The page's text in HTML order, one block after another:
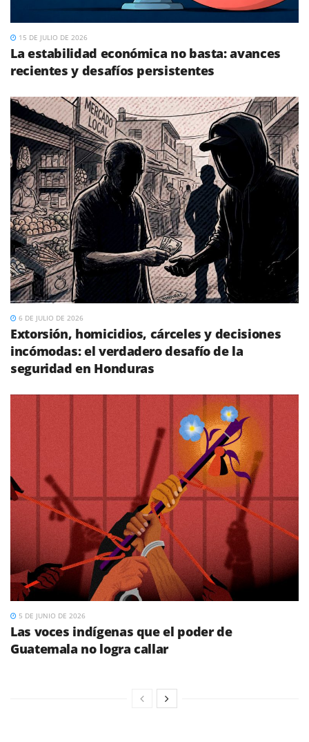
15 DE JULIO DE 2026
La estabilidad económica no basta: avances
recientes y desafíos persistentes
6 DE JULIO DE 2026
Extorsión, homicidios, cárceles y decisiones
incómodas: el verdadero desafío de la
seguridad en Honduras
5 DE JUNIO DE 2026
Las voces indígenas que el poder de
Guatemala no logra callar